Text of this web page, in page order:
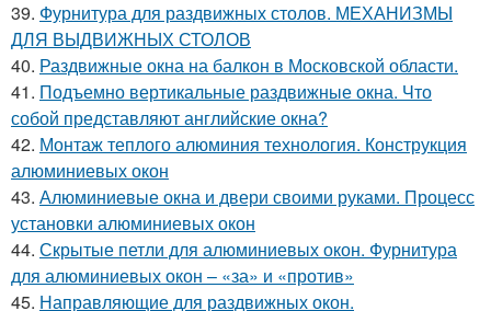
39. Фурнитура для раздвижных столов. МЕХАНИЗМЫ
ДЛЯ ВЫДВИЖНЫХ СТОЛОВ
40. Раздвижные окна на балкон в Московской области.
41. Подъемно вертикальные раздвижные окна. Что
собой представляют английские окна?
42. Монтаж теплого алюминия технология. Конструкция
алюминиевых окон
43. Алюминиевые окна и двери своими руками. Процесс
установки алюминиевых окон
44. Скрытые петли для алюминиевых окон. Фурнитура
для алюминиевых окон – «за» и «против»
45. Направляющие для раздвижных окон.